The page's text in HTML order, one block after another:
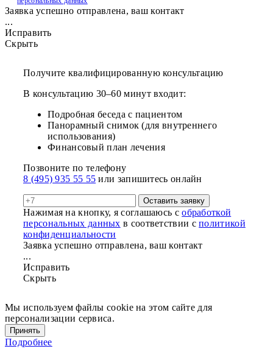
Заявка успешно отправлена, ваш контакт
...
Исправить
Скрыть
Получите квалифицированную консультацию
В консультацию 30–60 минут входит:
Подробная беседа с пациентом
Панорамный снимок (для внутреннего
использования)
Финансовый план лечения
Позвоните по телефону
8 (495) 935 55 55 или запишитесь онлайн
Оставить заявку
Нажимая на кнопку, я соглашаюсь собработкой
персональных данных в соответствии сполитикой
конфиденциальности
Заявка успешно отправлена, ваш контакт
...
Исправить
Скрыть
Мы используем файлы cookie на этом сайте для
персонализации сервиса.
Принять
Подробнее